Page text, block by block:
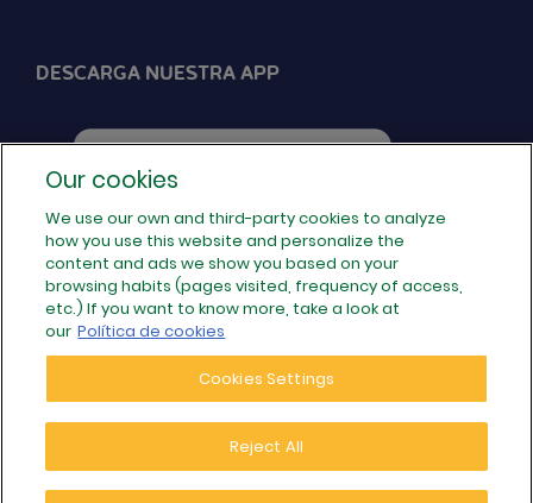
DESCARGA NUESTRA APP
SÍGUENOS EN REDES
© 2026 Populoos · Tu operador de internet local de
Our cookies
We use our own and third-party cookies to analyze
how you use this website and personalize the
content and ads we show you based on your
browsing habits (pages visited, frequency of access,
etc.) If you want to know more, take a look at
our Política de cookies
Cookies Settings
Reject All